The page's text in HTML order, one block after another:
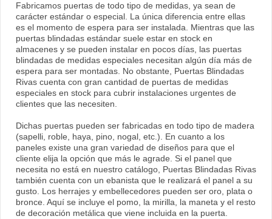
Fabricamos puertas de todo tipo de medidas, ya sean de
carácter estándar o especial. La única diferencia entre ellas
es el momento de espera para ser instalada. Mientras que las
puertas blindadas estándar suele estar en stock en
almacenes y se pueden instalar en pocos días, las puertas
blindadas de medidas especiales necesitan algún día más de
espera para ser montadas. No obstante, Puertas Blindadas
Rivas cuenta con gran cantidad de puertas de medidas
especiales en stock para cubrir instalaciones urgentes de
clientes que las necesiten.
Dichas puertas pueden ser fabricadas en todo tipo de madera
(sapelli, roble, haya, pino, nogal, etc.). En cuanto a los
paneles existe una gran variedad de diseños para que el
cliente elija la opción que más le agrade. Si el panel que
necesita no está en nuestro catálogo, Puertas Blindadas Rivas
también cuenta con un ebanista que le realizará el panel a su
gusto. Los herrajes y embellecedores pueden ser oro, plata o
bronce. Aquí se incluye el pomo, la mirilla, la maneta y el resto
de decoración metálica que viene incluida en la puerta.